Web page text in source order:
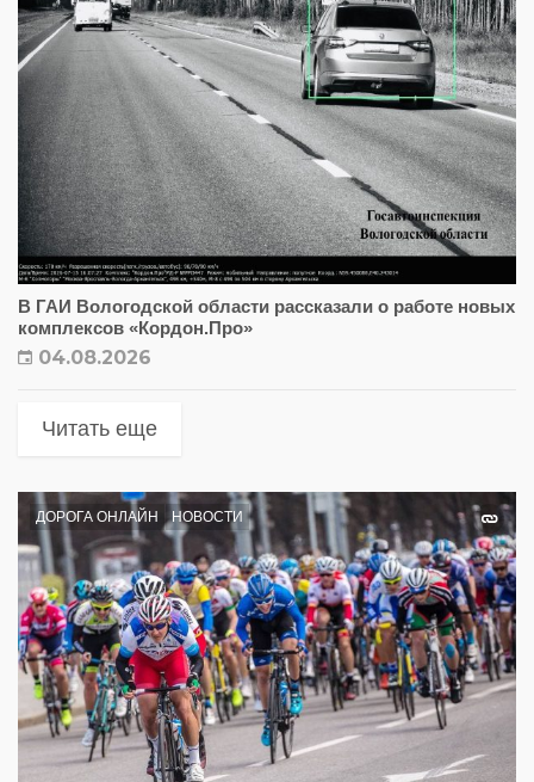
В ГАИ Вологодской области рассказали о работе новых
комплексов «Кордон.Про»
04.08.2026
Читать еще
ДОРОГА ОНЛАЙН НОВОСТИ